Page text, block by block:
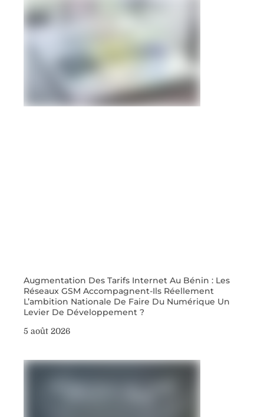
Augmentation Des Tarifs Internet Au Bénin : Les
Réseaux GSM Accompagnent-Ils Réellement
L’ambition Nationale De Faire Du Numérique Un
Levier De Développement ?
5 août 2026